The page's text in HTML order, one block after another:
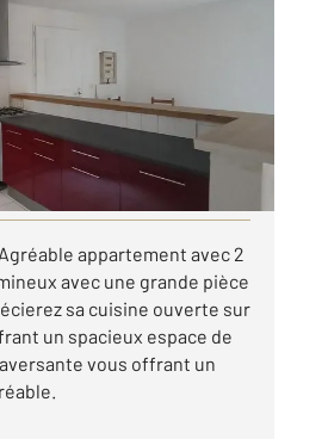
louer
appartement avec 2
avec une grande pièce
sa cuisine ouverte sur
un spacieux espace de
vous offrant un